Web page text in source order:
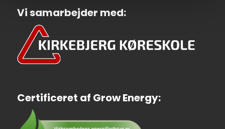
Vi samarbejder med:
Certificeret af Grow Energy: